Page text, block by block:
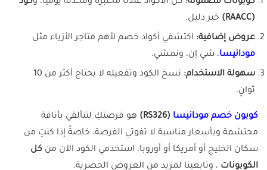
(RAACC)
خير دليل.
عروض إضافية: اكتشفي أكواد خصم لأهم متاجر الأزياء مثل
مودانيسا، شي إن، ونمشي.
سهولة الاستخدام:
نسخ الكود وتفعيله لا يحتاج أكثر من 10
ثوانٍ.
كوبون خصم مودانيسا (RS326)
هو فرصتكِ لتتألقي بأناقة
محتشمة وبأسعار مناسبة لا تفوتي الفرصة، خاصةً إذا كنتِ من
سكان الخليج أو أمريكا أو أوروبا. استخدمي الكود الآن من كل
الكوبونات ، وتابعينا لمزيد من العروض الحصرية.